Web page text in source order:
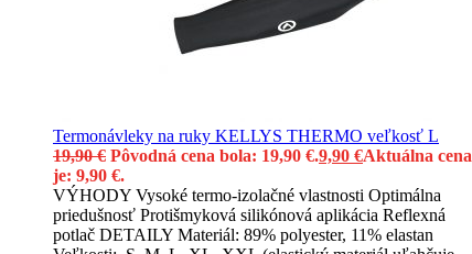
Termonávleky na ruky KELLYS THERMO veľkosť L
19,90€ Pôvodná cena bola: 19,90 €.9,90 €Aktuálna cena
je: 9,90 €.
VÝHODY Vysoké termo-izolačné vlastnosti Optimálna
priedušnosť Protišmyková silikónová aplikácia Reflexná
potlač DETAILY Materiál: 89% polyester, 11% elastan